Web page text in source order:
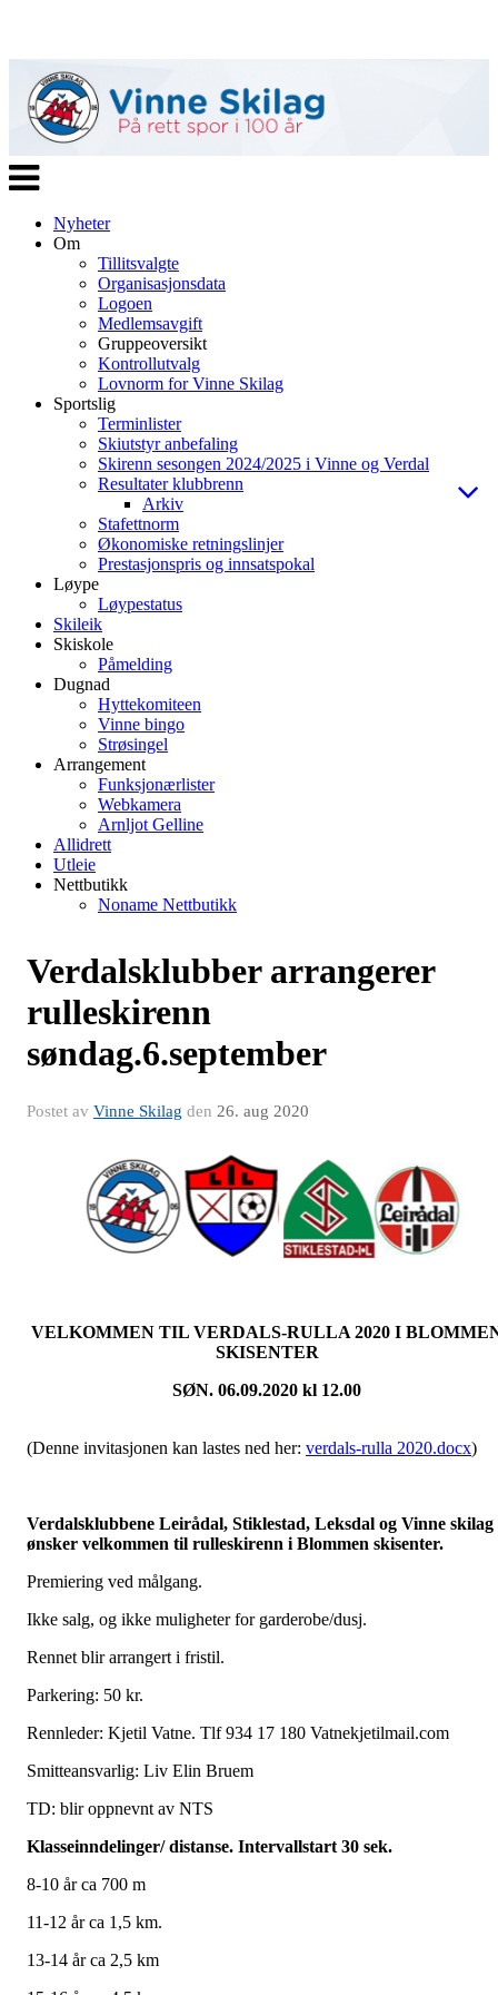
Veksle
navigasjon
Nyheter
Om
Tillitsvalgte
Organisasjonsdata
Logoen
Medlemsavgift
Gruppeoversikt
Kontrollutvalg
Lovnorm for Vinne Skilag
Sportslig
Terminlister
Skiutstyr anbefaling
Skirenn sesongen 2024/2025 i Vinne og Verdal
Resultater klubbrenn
Arkiv
Stafettnorm
Økonomiske retningslinjer
Prestasjonspris og innsatspokal
Løype
Løypestatus
Skileik
Skiskole
Påmelding
Dugnad
Hyttekomiteen
Vinne bingo
Strøsingel
Arrangement
Funksjonærlister
Webkamera
Arnljot Gelline
Allidrett
Utleie
Nettbutikk
Noname Nettbutikk
Verdalsklubber arrangerer
rulleskirenn
søndag.6.september
Postet av Vinne Skilag den 26. aug 2020
VELKOMMEN TIL VERDALS-RULLA 2020 I
SKISENTER
SØN. 06.09.2020 kl 12.00
(Denne invitasjonen kan lastes ned her: verdals-rulla 2020.docx)
Verdalsklubbene Leirådal, Stiklestad, Leksdal og Vinne skilag
ønsker velkommen til rulleskirenn i Blommen skisenter.
Premiering ved målgang.
Ikke salg, og ikke muligheter for garderobe/dusj.
Rennet blir arrangert i fristil.
Parkering: 50 kr.
Rennleder: Kjetil Vatne. Tlf 934 17 180 Vatnekjetilmail.com
Smitteansvarlig: Liv Elin Bruem
TD: blir oppnevnt av NTS
Klasseinndelinger/ distanse. Intervallstart 30 sek.
8-10 år ca 700 m
11-12 år ca 1,5 km.
13-14 år ca 2,5 km